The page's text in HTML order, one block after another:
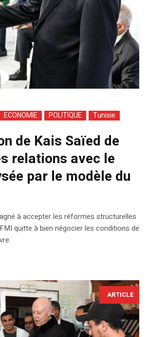
ECONOMIE POLITIQUE Tunisie
de Kais Saïed de
relations avec le
par le modèle du
à accepter les réformes structurelles
quitte à bien négocier les conditions de
ARTICLE